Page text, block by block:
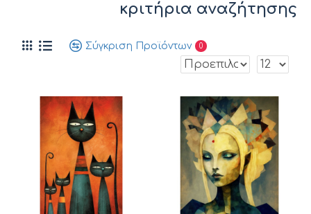
κριτήρια αναζήτησης
Σύγκριση Προϊόντων 0